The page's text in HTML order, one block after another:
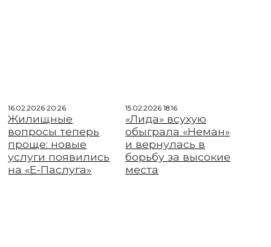
16.02.2026 20:26
Жилищные
вопросы теперь
проще: новые
услуги появились
на «Е-Паслуга»
15.02.2026 18:16
«Лида» всухую
обыграла «Неман»
и вернулась в
борьбу за высокие
места